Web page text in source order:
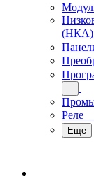
(НКА)
Реле
Еще